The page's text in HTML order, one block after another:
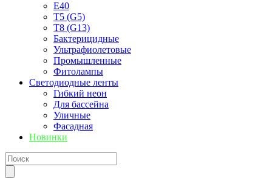
Е40
T5 (G5)
T8 (G13)
Бактерицидные
Ультрафиолетовые
Промышленные
Фитолампы
Светодиодные ленты
Гибкий неон
Для бассейна
Уличные
Фасадная
Новинки